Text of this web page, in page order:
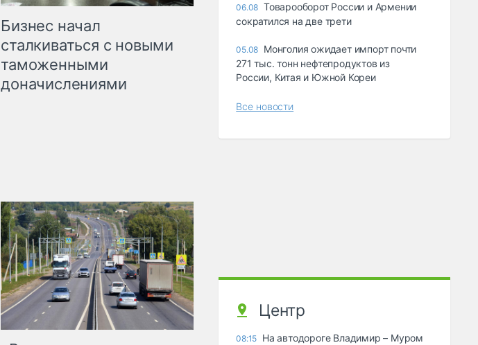
Бизнес начал
сталкиваться с новыми
таможенными
доначислениями
06.08 Товарооборот России и Армении
сократился на две трети
05.08 Монголия ожидает импорт почти
271 тыс. тонн нефтепродуктов из
России, Китая и Южной Кореи
Все новости
Центр
08:15 На автодороге Владимир – Муром